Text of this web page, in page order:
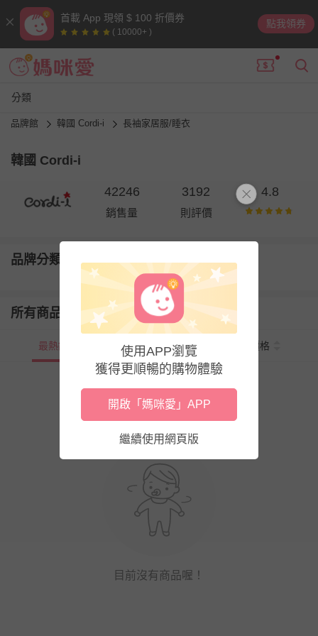
首載 App 現領 $ 100 折價券
( 10000+ )
點我領券
分類
品牌館 韓國 Cordi-i 長袖家居服/睡衣
韓國 Cordi-i
42246
銷售量
3192
則評價
4.8
品牌分類
所有商品
最熱銷 新上市 價格
目前沒有商品喔！
使用APP瀏覽
獲得更順暢的購物體驗
開啟「媽咪愛」APP
繼續使用網頁版